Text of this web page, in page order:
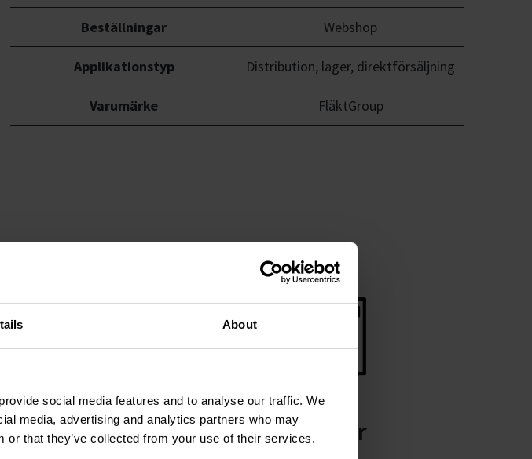
About
social media features and to analyse our traffic. We
media, advertising and analytics partners who may
or that they’ve collected from your use of their services.
Beställningar Webshop
Applikationstyp Distribution, lager, direktförsäljning
Varumärke FläktGroup
Produkter